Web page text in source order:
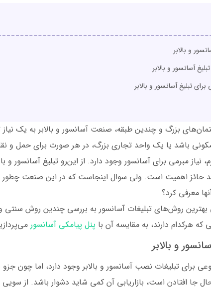
و بالابر
آسانسور و بالابر
تبلیغ آسانسور و بالابر
بزرگ و چندین طبقه، صنعت آسانسور و بالابر به یک
باشد یا یک واحد تجاری بزرگ، در هر صورت برای حمل و
نیاز مبرمی برای آسانسور وجود دارد. از این‌رو تبلیغ آسانسور و
حائز اهمیت است. ولی سوال اینجاست که در این صنعت چطور
معرفی کرد؟
بهترین روش‌های تبلیغات آسانسور به بررسی چندین روش
که هرکدام دارند، به مقایسه آن با پنل پیامکی آسانسور
و بالابر
برای تبلیغات نصب آسانسور و بالابر وجود دارد، اما چون
جا افتادن است، بازاریابی آن کمی شاید دشوار باشد. از